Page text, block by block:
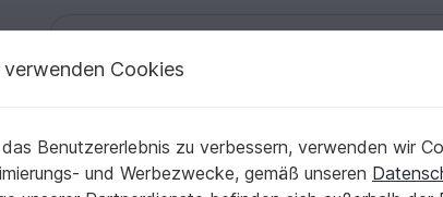
Schutzengel
verwenden Cookies
Benutzererlebnis zu verbessern, verwenden wir
und Werbezwecke, gemäß unseren